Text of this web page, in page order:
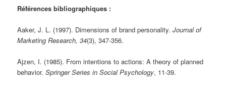
Références bibliographiques :
Aaker, J. L. (1997). Dimensions of brand personality.Journal of
Marketing Research, 34(3), 347-356.
Ajzen, I. (1985). From intentions to actions: A theory of planned
behavior.Springer Series in Social Psychology, 11-39.